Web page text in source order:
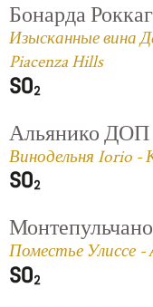
Бонарда
Изысканные вина
Piacenza Hills
Альянико ДОП
Винодельня Iorio -
Поместье Улиссе -